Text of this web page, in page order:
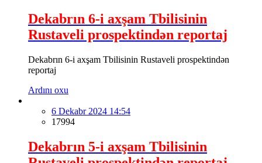
Dekabrın 6-i axşam Tbilisinin
Rustaveli prospektindən reportaj
Dekabrın 6-i axşam Tbilisinin Rustaveli prospektindən
reportaj
Ardını oxu
6 Dekabr 2024 14:54
17994
Dekabrın 5-i axşam Tbilisinin